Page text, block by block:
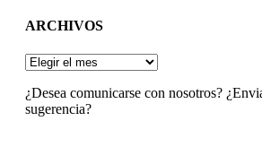
ARCHIVOS
ARCHIVOS
¿Desea comunicarse con nosotros?
sugerencia?